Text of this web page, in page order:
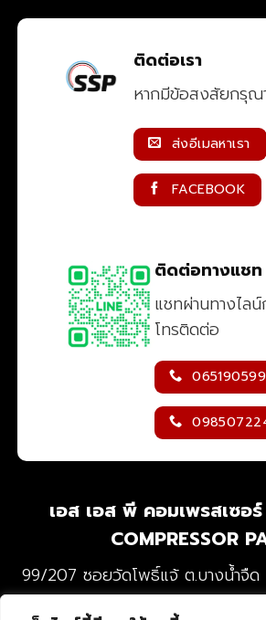
ติดต่อเรา
หากมีข้อสงสัยกรุณ
ส่งอีเมลหาเรา
FACEBOOK
ติดต่อทางแชท
แชทผ่านทางไล
โทรติดต่อ
เอส เอส พี คอมเพรสเซอ
COMPRESSOR
99/207 ซอยวัดโพธิ์แจ้ ต.บางน้ำจืด
จ.สมุทรสาคร